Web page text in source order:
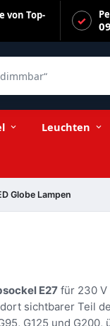
von Top-
Leuchten
Globe Lampen
E27 für 230 V
sichtbarer Teil
G125 und